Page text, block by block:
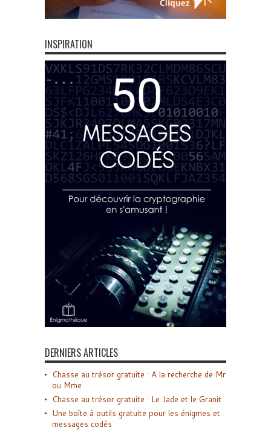
INSPIRATION
DERNIERS ARTICLES
Chasse au trésor gratuite : A la recherche de Mr
ou Mme
Chasse au trésor gratuite : Le Jade et le Granit
Une boîte à outils gratuite pour les énigmes et
messages codés